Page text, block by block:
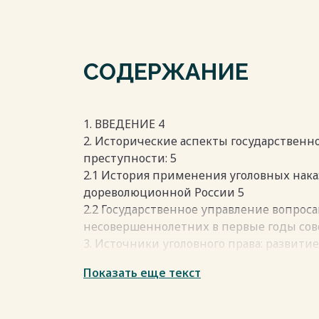
СОДЕРЖАНИЕ
1. ВВЕДЕНИЕ 4
2. Исторические аспекты
преступности: 5
2.1 История применения уголовных
дореволюционной России 5
2.2 Государственное управление
несовершеннолетних в первые годы
3. Источники уголовного права:
3.1 Нормативное регулирование в
Показать еще текст